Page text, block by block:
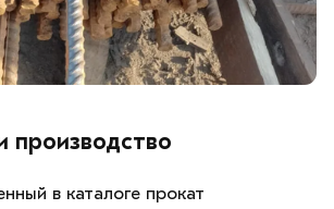
производство
в каталоге прокат